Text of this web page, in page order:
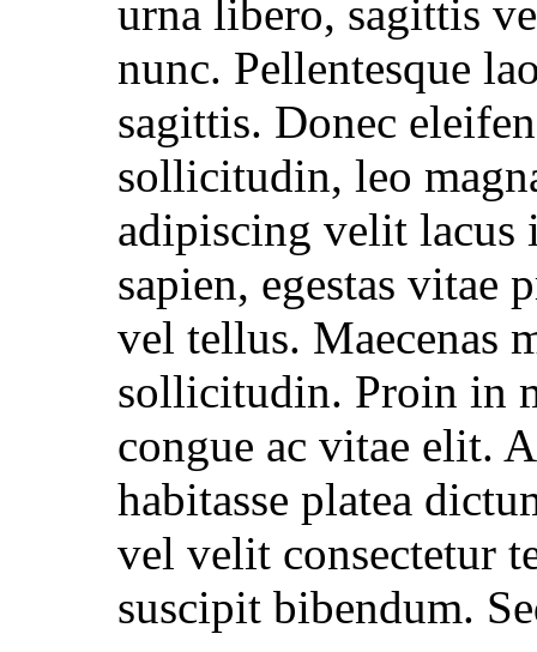
urna libero, sagittis
nunc. Pellentesque
sagittis. Donec
sollicitudin, leo
adipiscing velit lacus
sapien, egestas vitae
vel tellus. Maecenas
sollicitudin. Proin in
congue ac vitae elit.
habitasse platea
vel velit consectetur
suscipit bibendum.